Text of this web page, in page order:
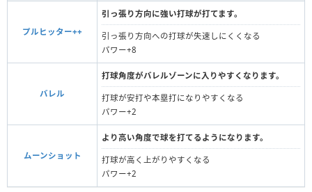
プルヒッター++
引っ張り方向に強い打球が打てます。
引っ張り方向への打球が失速しにくくなる
パワー+8
バレル
打球角度がバレルゾーンに入りやすくなります。
打球が安打や本塁打になりやすくなる
パワー+2
ムーンショット
より高い角度で球を打てるようになります。
打球が高く上がりやすくなる
パワー+2